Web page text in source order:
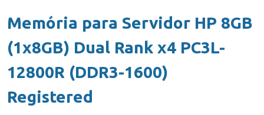
Memória para Servidor HP 8GB
(1x8GB) Dual Rank x4 PC3L-
12800R (DDR3-1600)
Registered